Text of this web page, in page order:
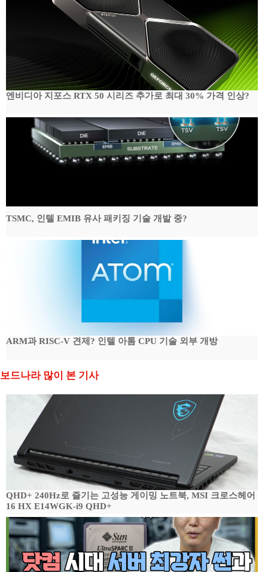
엔비디아 지포스 RTX 50 시리즈 추가로 최대 30% 가격 인상?
TSMC, 인텔 EMIB 유사 패키징 기술 개발 중?
ARM과 RISC-V 견제? 인텔 아톰 CPU 기술 외부 개방
보드나라 많이 본 기사
QHD+ 240Hz로 즐기는 고성능 게이밍 노트북, MSI 크로스헤어
16 HX E14WGK-i9 QHD+